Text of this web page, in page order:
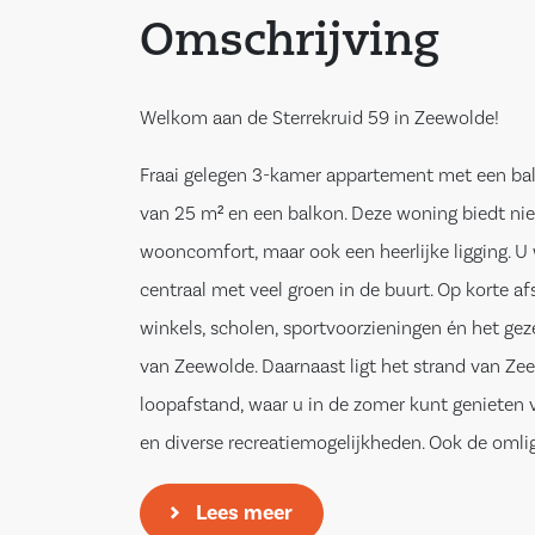
Omschrijving
Welkom aan de Sterrekruid 59 in Zeewolde!
Fraai gelegen 3-kamer appartement met een
van 25 m² en een balkon. Deze woning biedt
wooncomfort, maar ook een heerlijke ligging.
centraal met veel groen in de buurt. Op korte
winkels, scholen, sportvoorzieningen én het
van Zeewolde. Daarnaast ligt het strand van
loopafstand, waar u in de zomer kunt genieten
en diverse recreatiemogelijkheden. Ook de
het Wolderwijd en de Randmeren bieden volop
te wandelen, fietsen of watersporten. Met goede
Lees meer